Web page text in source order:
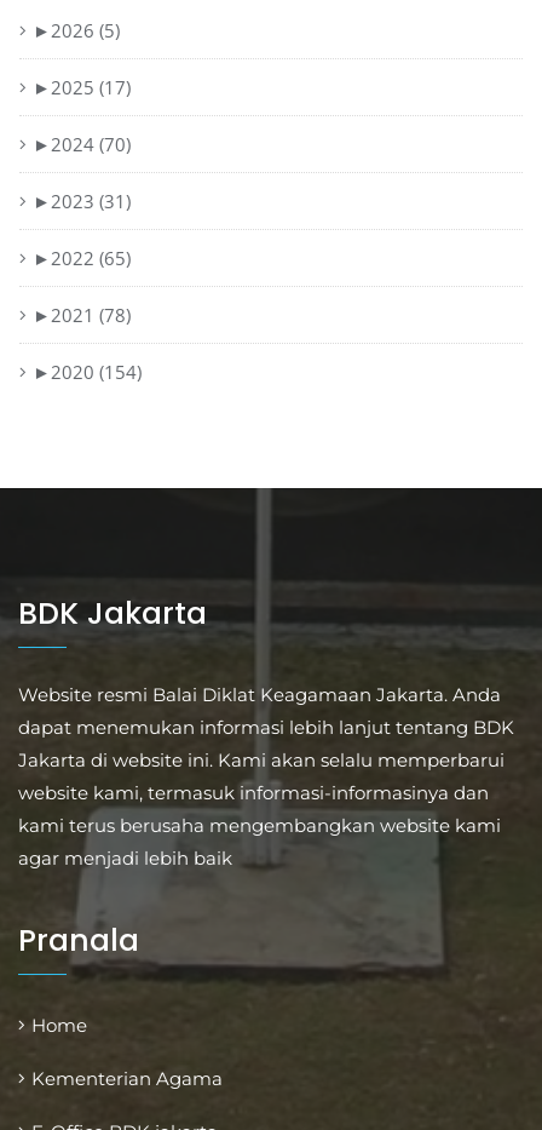
► 2026 (5)
► 2025 (17)
► 2024 (70)
► 2023 (31)
► 2022 (65)
► 2021 (78)
► 2020 (154)
BDK Jakarta
Website resmi Balai Diklat Keagamaan Jakarta. Anda
dapat menemukan informasi lebih lanjut tentang BDK
Jakarta di website ini. Kami akan selalu memperbarui
website kami, termasuk informasi-informasinya dan
kami terus berusaha mengembangkan website kami
agar menjadi lebih baik
Pranala
Home
Kementerian Agama